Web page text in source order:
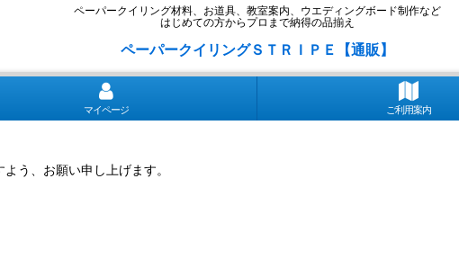
ペーパークイリング材料、お道具、教室案内、ウエディングボード制作など
はじめての方からプロまで納得の品揃え
ペーパークイリングＳＴＲＩＰＥ【通販】
マイページ ご利用案内
う、お願い申し上げます。